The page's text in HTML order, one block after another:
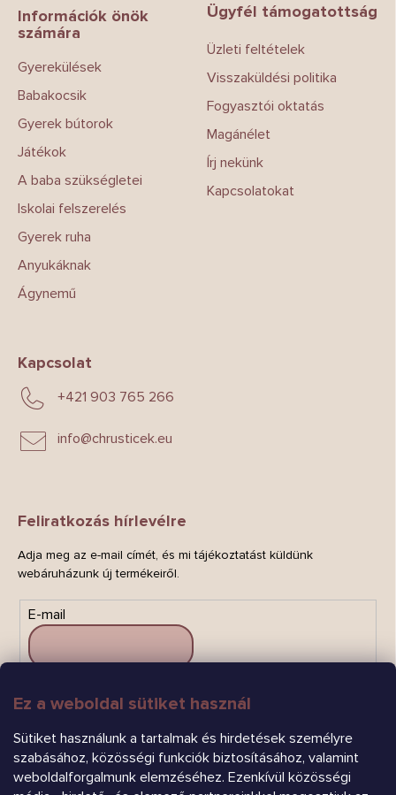
Ez a weboldal sütiket használ
Sütiket használunk a tartalmak és hirdetések személyre
szabásához, közösségi funkciók biztosításához, valamint
weboldalforgalmunk elemzéséhez. Ezenkívül közösségi
Információk önök
számára
Gyerekülések
Babakocsik
Gyerek bútorok
Játékok
A baba szükségletei
Iskolai felszerelés
Gyerek ruha
Anyukáknak
Ágynemű
Ügyfél támogatottság
Üzleti feltételek
Visszaküldési politika
Fogyasztói oktatás
Magánélet
Írj nekünk
Kapcsolatokat
Kapcsolat
info@chrusticek.eu
+421 903 765 266
Feliratkozás hírlevélre
Adja meg az e-mail címét, és mi tájékoztatást küldünk
webáruházunk új termékeiről.
E-mail
FELIRATKOZÁS